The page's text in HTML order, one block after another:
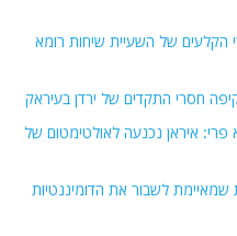
הקלעים של השעיית שיחות רומא
חסרי התקדים של ירדן בעיראק
פרי: איראן נכנעה לאולטימטום של
לשבור את הדומיננטיות